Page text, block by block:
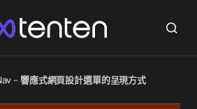
– 響應式網頁設計選單的呈現方式